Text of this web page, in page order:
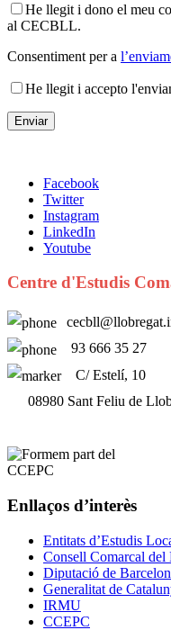
He llegit i dono el meu
al CECBLL.
Consentiment per a
He llegit i accepto
Facebook
Twitter
Instagram
LinkedIn
Youtube
Centre d'Estudis
93 666 35 27
C/ Estelí, 10
08980 Sant Feliu de
Enllaços d’interès
Entitats d’Estudis
Consell Comarcal
Diputació de
Generalitat de
IRMU
CCEPC